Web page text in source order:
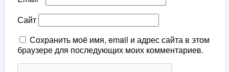
Сайт
Сохранить моё имя, email и адрес сайта в этом
браузере для последующих моих комментариев.